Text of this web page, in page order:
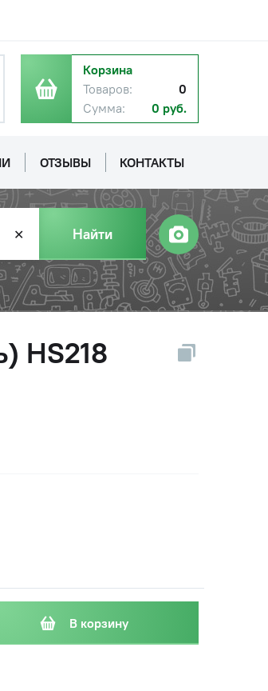
Корзина
Товаров:
0
Сумма:
0 руб.
ОТЗЫВЫ КОНТАКТЫ
✕ Найти
HS218
В корзину